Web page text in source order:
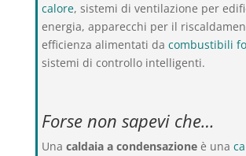
calore, sistemi di ventilazione per
energia, apparecchi per il
efficienza alimentati da combustibili
sistemi di controllo intelligenti.
Forse non sapevi che…
Una caldaia a condensazioneè una